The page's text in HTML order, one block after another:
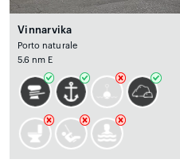
Vinnarvika
Porto naturale
5.6 nm E